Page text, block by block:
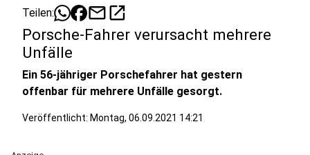
Teilen: mailopen_in_new
Porsche-Fahrer verursacht mehrere
Unfälle
Ein 56-jähriger Porschefahrer hat gestern
offenbar für mehrere Unfälle gesorgt.
Veröffentlicht: Montag, 06.09.2021 14:21